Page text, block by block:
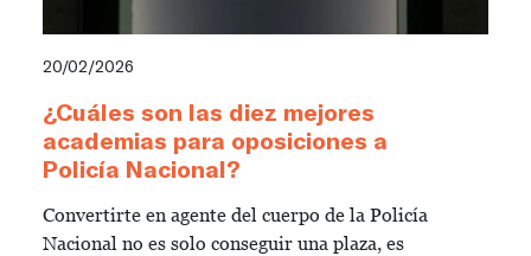
20/02/2026
¿Cuáles son las diez mejores
academias para oposiciones a
Policía Nacional?
Convertirte en agente del cuerpo de la Policía
Nacional no es solo conseguir una plaza, es